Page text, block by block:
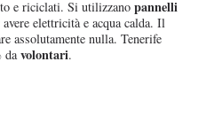
e riciclati. Si utilizzano pannelli
elettricità e acqua calda. Il
assolutamente nulla. Tenerife
davolontari.